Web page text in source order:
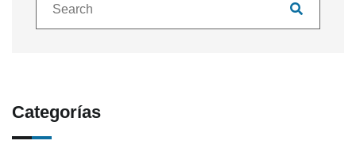
Categorías